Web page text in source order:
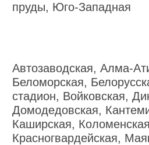
пруды, Юго-Западная
Автозаводская, Алма-
Беломорская,
стадион, Войковская,
Домодедовская,
Каширская,
Красногвардейская,